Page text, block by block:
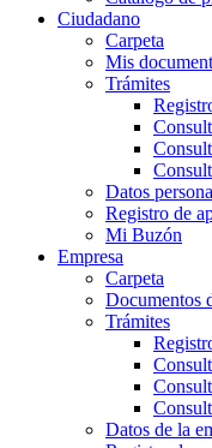
Ciudadano
Carpeta
Mis
Trámites
Datos
Registro de
Mi Buzón
Empresa
Carpeta
Documentos
Trámites
Datos de la